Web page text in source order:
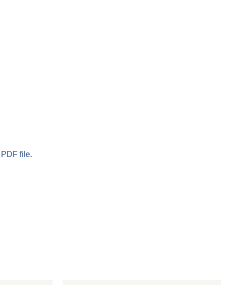
file.